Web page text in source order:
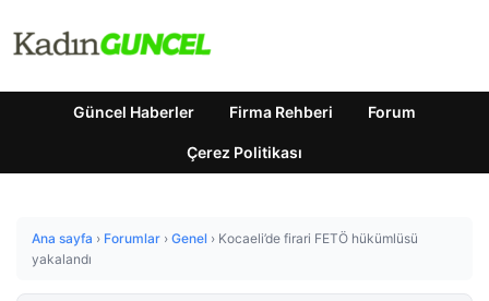
Güncel Haberler Firma Rehberi Forum
Çerez Politikası
Ana sayfa › Forumlar › Genel › Kocaeli’de firari FETÖ hükümlüsü
yakalandı